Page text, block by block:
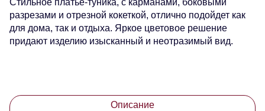
Стильное платье-туника, с карманами, боковыми
разрезами и отрезной кокеткой, отлично подойдет как
для дома, так и отдыха. Яркое цветовое решение
придают изделию изысканный и неотразимый вид.
Описание